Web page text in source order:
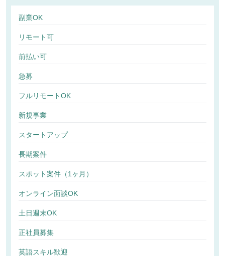
副業OK
リモート可
前払い可
急募
フルリモートOK
新規事業
スタートアップ
長期案件
スポット案件（1ヶ月）
オンライン面談OK
土日週末OK
正社員募集
英語スキル歓迎